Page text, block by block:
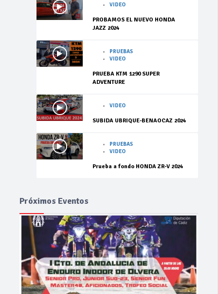
VIDEO
PROBAMOS EL NUEVO HONDA
JAZZ 2024
PRUEBAS
VIDEO
PRUEBA KTM 1290 SUPER
ADVENTURE
VIDEO
SUBIDA UBRIQUE-BENAOCAZ 2024
PRUEBAS
VIDEO
Prueba a fondo HONDA ZR-V 2024
Próximos Eventos